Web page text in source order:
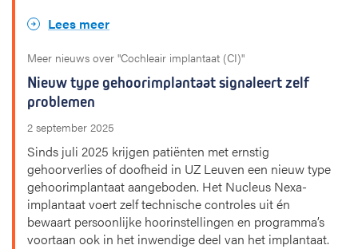
Lees meer
Meer nieuws over "Cochleair implantaat (CI)"
Nieuw type gehoorimplantaat signaleert zelf
problemen
2 september 2025
Sinds juli 2025 krijgen patiënten met ernstig
gehoorverlies of doofheid in UZ Leuven een nieuw type
gehoorimplantaat aangeboden. Het Nucleus Nexa-
implantaat voert zelf technische controles uit én
bewaart persoonlijke hoorinstellingen en programma’s
voortaan ook in het inwendige deel van het implantaat.